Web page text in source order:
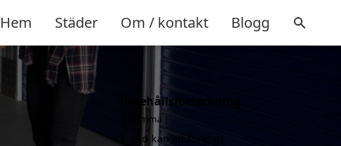
Hem Städer Om / kontakt Blogg
Innehållsförteckning
gömma
Vad kan ett företag